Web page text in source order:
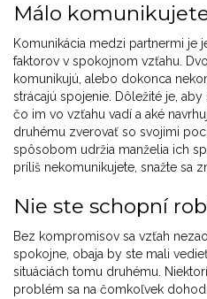
Málo
Komunikácia medzi partnermi je
faktorov v spokojnom vzťahu.
komunikujú, alebo dokonca
strácajú spojenie. Dôležité je,
čo im vo vzťahu vadí a aké
druhému zverovať so svojimi
spôsobom udržia manželia ich
príliš nekomunikujete, snažte sa
Nie ste schopní
Bez kompromisov sa vzťah
spokojne, obaja by ste mali
situáciách tomu druhému.
problém sa na čomkoľvek